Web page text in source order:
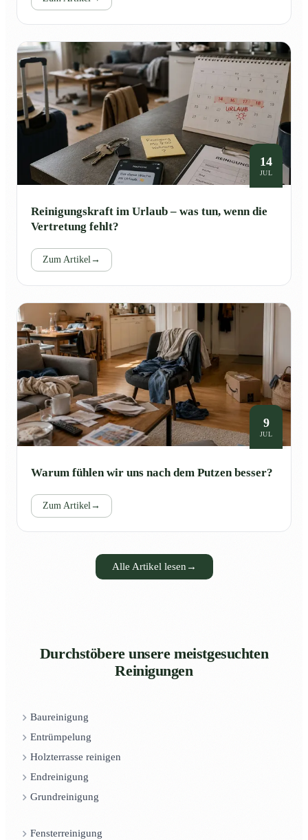
14
JUL
Reinigungskraft im Urlaub – was tun, wenn die
Vertretung fehlt?
Zum Artikel→
9
JUL
Warum fühlen wir uns nach dem Putzen besser?
Zum Artikel→
Alle Artikel lesen →
Durchstöbere unsere meistgesuchten
Reinigungen
Baureinigung
Entrümpelung
Holzterrasse reinigen
Endreinigung
Grundreinigung
Fensterreinigung